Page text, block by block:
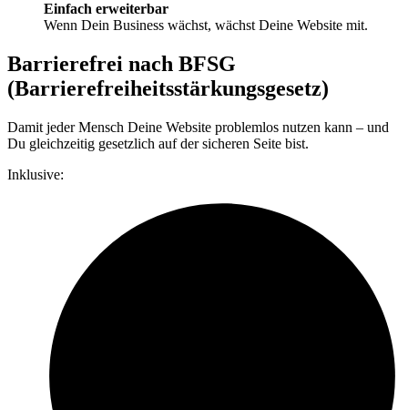
Einfach erweiterbar
Wenn Dein Business wächst, wächst Deine Website mit.
Barrierefrei nach BFSG
(Barrierefreiheitsstärkungsgesetz)
Damit jeder Mensch Deine Website problemlos nutzen kann – und
Du gleichzeitig gesetzlich auf der sicheren Seite bist.
Inklusive: